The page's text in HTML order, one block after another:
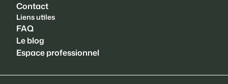
Contact
Liens utiles
FAQ
Le blog
Espace professionnel